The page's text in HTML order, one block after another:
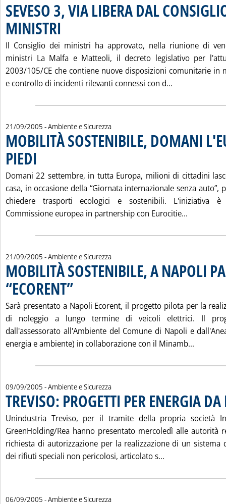
SEVESO 3, VIA LIBERA DAL
MINISTRI
Il Consiglio dei ministri ha approvato, nella riunione di
ministri La Malfa e Matteoli, il decreto legislativo per
2003/105/CE che contiene nuove disposizioni comunitarie in
e controllo di incidenti rilevanti connessi con d...
21/09/2005 - Ambiente e Sicurezza
MOBILITÀ SOSTENIBILE, DOMANI
PIEDI
Domani 22 settembre, in tutta Europa, milioni di cittadini
casa, in occasione della “Giornata internazionale senza auto”,
chiedere trasporti ecologici e sostenibili. L'iniziativa
Commissione europea in partnership con Eurocitie...
21/09/2005 - Ambiente e Sicurezza
MOBILITÀ SOSTENIBILE, A NAPOLI
“ECORENT”. Pubblicata mercoledì 21 settembre 2005 alle 15.13.
Sarà presentato a Napoli Ecorent, il progetto pilota per la
di noleggio a lungo termine di veicoli elettrici. Il
dall'assessorato all'Ambiente del Comune di Napoli e
energia e ambiente) in collaborazione con il Minamb...
09/09/2005 - Ambiente e Sicurezza
TREVISO: PROGETTI PER ENERGIA
Unindustria Treviso, per il tramite della propria società
GreenHolding/Rea hanno presentato mercoledì alle autorità
richiesta di autorizzazione per la realizzazione di un sistema
dei rifiuti speciali non pericolosi, articolato s...
06/09/2005 - Ambiente e Sicurezza